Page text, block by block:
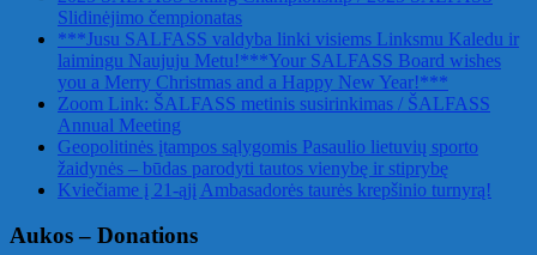
Slidinėjimo čempionatas
***Jusu SALFASS valdyba linki visiems Linksmu Kaledu ir
laimingu Naujuju Metu!***Your SALFASS Board wishes
you a Merry Christmas and a Happy New Year!***
Zoom Link: ŠALFASS metinis susirinkimas / ŠALFASS
Annual Meeting
Geopolitinės įtampos sąlygomis Pasaulio lietuvių sporto
žaidynės – būdas parodyti tautos vienybę ir stiprybę
Kviečiame į 21-ąjį Ambasadorės taurės krepšinio turnyrą!
Aukos – Donations